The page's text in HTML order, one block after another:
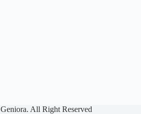
All Right Reserved